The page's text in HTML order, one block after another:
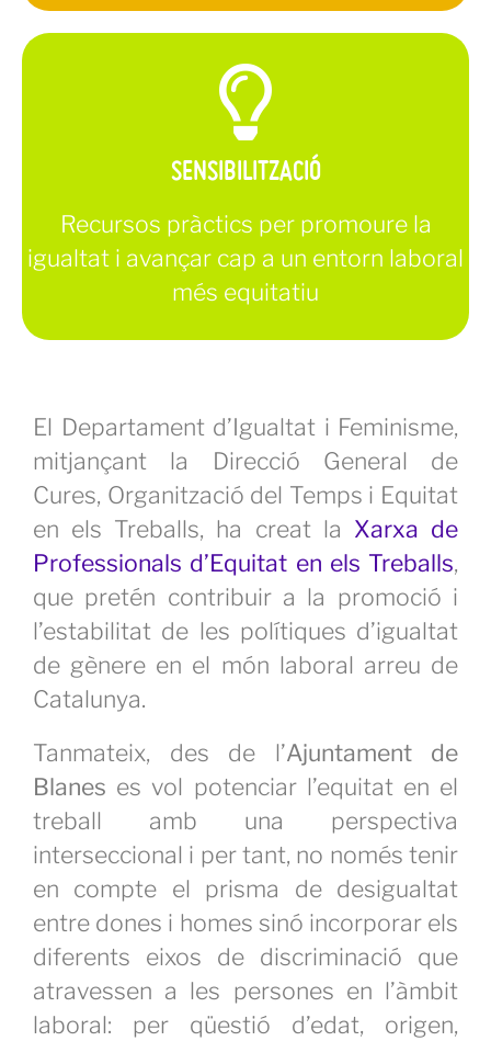
Saber-ne més
SENSIBILITZACIÓ
Recursos pràctics per promoure la
igualtat i avançar cap a un entorn laboral
més equitatiu
Saber-ne més
El Departament d’Igualtat i Feminisme,
mitjançant la Direcció General de
Cures, Organització del Temps i Equitat
en els Treballs, ha creat la Xarxa de
Professionals d’Equitat en els Treballs,
que pretén contribuir a la promoció i
l’estabilitat de les polítiques d’igualtat
de gènere en el món laboral arreu de
Catalunya.
Tanmateix, des de l’Ajuntament de
Blanes es vol potenciar l’equitat en el
treball amb una perspectiva
interseccional i per tant, no només tenir
en compte el prisma de desigualtat
entre dones i homes sinó incorporar els
diferents eixos de discriminació que
atravessen a les persones en l’àmbit
laboral: per qüestió d’edat, origen,